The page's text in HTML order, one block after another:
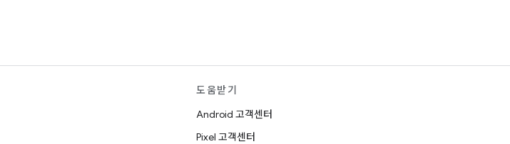
도움받기
Android 고객센터
Pixel 고객센터